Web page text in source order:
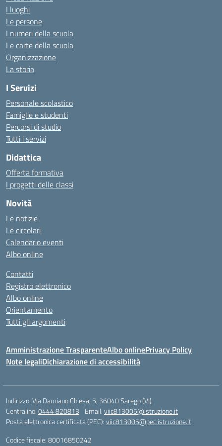
I luoghi
Le persone
I numeri della scuola
Le carte della scuola
Organizzazione
La storia
I Servizi
Personale scolastico
Famiglie e studenti
Percorsi di studio
Tutti i servizi
Didattica
Offerta formativa
I progetti delle classi
Novità
Le notizie
Le circolari
Calendario eventi
Albo online
Contatti
Registro elettronico
Albo online
Orientamento
Tutti gli argomenti
Amministrazione TrasparenteAlbo onlinePrivacy Policy
Note legaliDichiarazione di accessibilità
Indirizzo:Via Damiano Chiesa, 5, 36040 Sarego (VI)
Centralino:0444 820813 Email:viic813005@istruzione.it
Posta elettronica certificata (PEC):viic813005@pec.istruzione.it
Codice fiscale: 80016850242